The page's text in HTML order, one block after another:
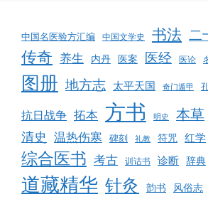
中国名医验方汇编 中国文学史 书法 二
传奇 养生 内丹 医案 医经 医论
图册 地方志 太平天国 奇门遁甲
抗日战争 拓本 方书 明史 本草
清史 温热伤寒 碑刻 礼教 符咒 红学
综合医书 考古 训诂书 诊断 辞典
道藏精华 针灸 韵书 风俗志